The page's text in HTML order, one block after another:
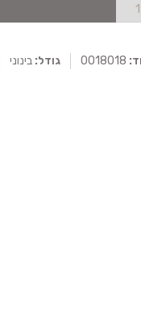
גודל: בינוני